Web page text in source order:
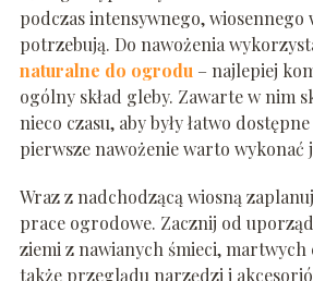
podczas intensywnego,
potrzebują. Do nawożenia
naturalne do ogrodu – najlepiej
ogólny skład gleby. Zawarte w nim
nieco czasu, aby były łatwo
pierwsze nawożenie warto wykonać
Wraz z nadchodzącą wiosną
prace ogrodowe. Zacznij od
ziemi z nawianych śmieci, martwych
także przeglądu narzędzi i